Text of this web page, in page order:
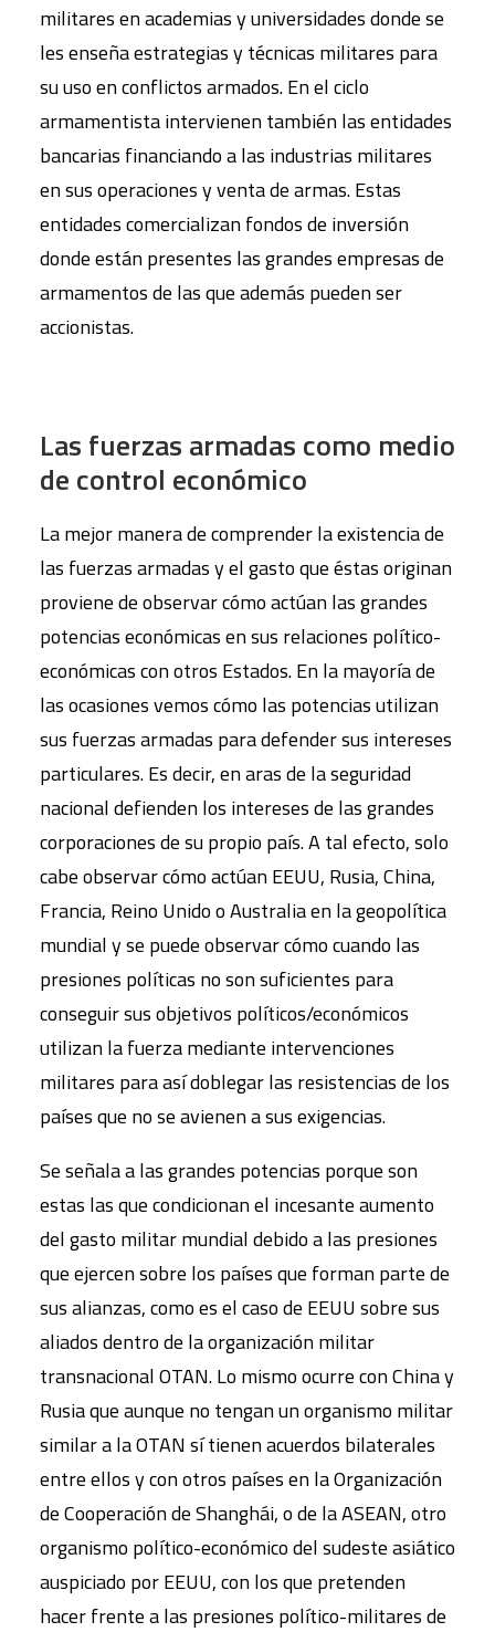
militares en academias y universidades donde se
les enseña estrategias y técnicas militares para
su uso en conflictos armados. En el ciclo
armamentista intervienen también las entidades
bancarias financiando a las industrias militares
en sus operaciones y venta de armas. Estas
entidades comercializan fondos de inversión
donde están presentes las grandes empresas de
armamentos de las que además pueden ser
accionistas.
Las fuerzas armadas como medio
de control económico
La mejor manera de comprender la existencia de
las fuerzas armadas y el gasto que éstas originan
proviene de observar cómo actúan las grandes
potencias económicas en sus relaciones político-
económicas con otros Estados. En la mayoría de
las ocasiones vemos cómo las potencias utilizan
sus fuerzas armadas para defender sus intereses
particulares. Es decir, en aras de la seguridad
nacional defienden los intereses de las grandes
corporaciones de su propio país. A tal efecto, solo
cabe observar cómo actúan EEUU, Rusia, China,
Francia, Reino Unido o Australia en la geopolítica
mundial y se puede observar cómo cuando las
presiones políticas no son suficientes para
conseguir sus objetivos políticos/económicos
utilizan la fuerza mediante intervenciones
militares para así doblegar las resistencias de los
países que no se avienen a sus exigencias.
Se señala a las grandes potencias porque son
estas las que condicionan el incesante aumento
del gasto militar mundial debido a las presiones
que ejercen sobre los países que forman parte de
sus alianzas, como es el caso de EEUU sobre sus
aliados dentro de la organización militar
transnacional OTAN. Lo mismo ocurre con China y
Rusia que aunque no tengan un organismo militar
similar a la OTAN sí tienen acuerdos bilaterales
entre ellos y con otros países en la Organización
de Cooperación de Shanghái, o de la ASEAN, otro
organismo político-económico del sudeste asiático
auspiciado por EEUU, con los que pretenden
hacer frente a las presiones político-militares de